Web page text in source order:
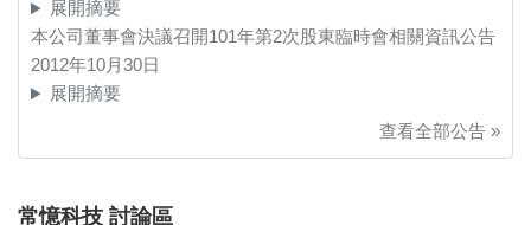
展開摘要
本公司董事會決議召開101年第2次股東臨時會相關資訊公告
2012年10月30日
展開摘要
查看全部公告 »
常憶科技 討論區